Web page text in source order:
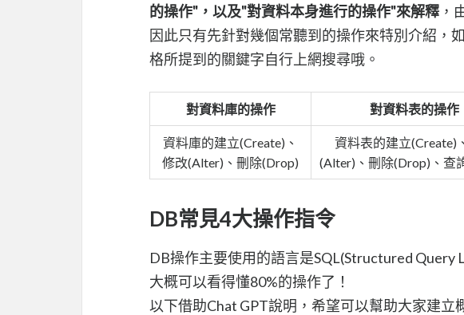
的操作"，以及"對資料本身進行的操作"來解釋 ，
因此只有先針對幾個常聽到的操作來特別介紹，
格所提到的關鍵字自行上網搜尋哦。
對資料庫的操作 對資料表的操作
資料庫的建立(Create)、
修改(Alter)、刪除(Drop)
資料表的建立(Create)
(Alter)、刪除(Drop)、查
DB常見4大操作指令
DB操作主要使用的語言是SQL(Structured Query
大概可以看得懂80%的操作了！
以下借助Chat GPT說明，希望可以幫助大家建立